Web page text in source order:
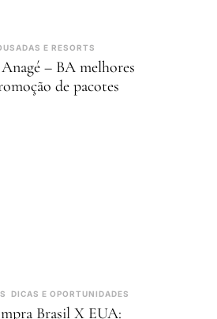
E RESORTS
– BA melhores
de pacotes
DICAS E OPORTUNIDADES
Brasil X EUA: